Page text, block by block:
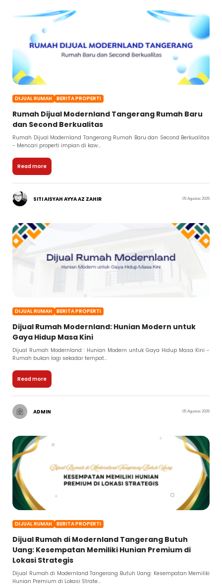
DIJUAL RUMAH BERITA PROPERTI
Rumah Dijual Modernland Tangerang Rumah Baru
dan Second Berkualitas
Rumah Dijual Modernland Tangerang Rumah Baru dan Second Berkualitas
- Mencari properti impian di kaw...
Read more
SITI AISYAH AYYA AZ ZAHIR 05 Agustus 2026
DIJUAL RUMAH BERITA PROPERTI
Dijual Rumah Modernland: Hunian Modern untuk
Gaya Hidup Masa Kini
Dijual Rumah Modernland : Hunian Modern untuk Gaya Hidup Masa Kini -
Rumah bukan lagi sekadar tempat...
Read more
ADMIN 05 Agustus 2026
DIJUAL RUMAH BERITA PROPERTI
Dijual Rumah di Modernland Tangerang Butuh
Uang: Kesempatan Memiliki Hunian Premium di
Lokasi Strategis
Dijual Rumah di Modernland Tangerang Butuh Uang: Kesempatan Memiliki
Hunian Premium di Lokasi Strate...